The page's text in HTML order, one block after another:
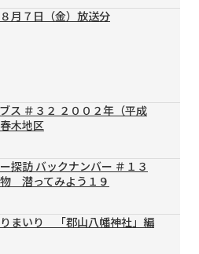
月７日（金）放送分
ス ＃３２ ２００２年（平成
木地区
探訪 バックナンバー ＃１３
潜ってみよう１９
まいり 「郡山八幡神社」編